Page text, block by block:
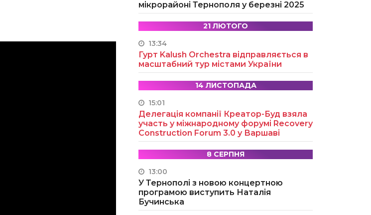
мікрорайоні Тернополя у березні 2025
21 ЛЮТОГО
13:34
Гурт Kalush Orchestra відправляється в
масштабний тур містами України
14 ЛИСТОПАДА
15:01
Делегація компанії Креатор-Буд взяла
участь у міжнародному форумі Recovery
Construction Forum 3.0 у Варшаві
8 СЕРПНЯ
13:00
У Тернополі з новою концертною
програмою виступить Наталія
Бучинська